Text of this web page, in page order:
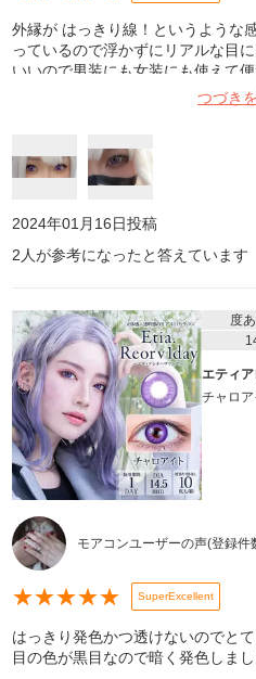
外縁が はっきり線！というような
っているので浮かずにリアルな目
いいので男装にも女装にも使えて
かのカラコンに比べて若干瞳孔が
るので使うキャラには注意した方
つづき
2024年01月16日投稿
2 人が参考になったと答えています
度
エティ
チャロア
モアコンユーザーの声(登録件
★★★★★ SuperExcellent
はっきり発色かつ透けないのでと
目の色が黒目なので暗く発色しま